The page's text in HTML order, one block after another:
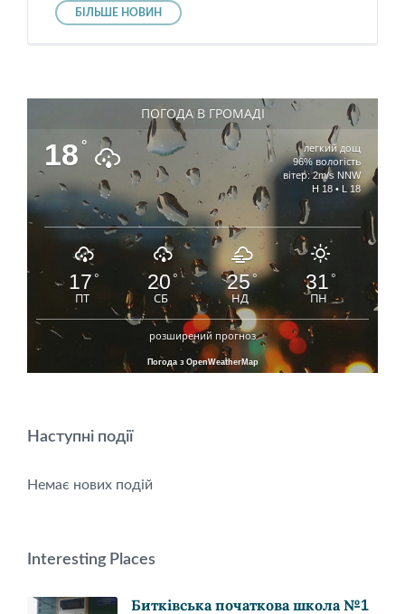
БІЛЬШЕ НОВИН
ПОГОДА В ГРОМАДІ
18 °
легкий дощ
96% вологість
вітер: 2m/s NNW
H 18 • L 18
17 °
ПТ
20 °
СБ
25°
НД
31 °
ПН
розширений прогноз
Погода з OpenWeatherMap
Наступні події
Немає нових подій
Interesting Places
Битківська початкова школа №1